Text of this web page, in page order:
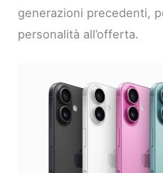
generazioni precedenti,
personalità all’offerta.